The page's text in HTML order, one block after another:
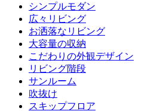
シンプルモダン
広々リビング
お洒落なリビング
大容量の収納
こだわりの外観デザイン
リビング階段
サンルーム
吹抜け
スキップフロア